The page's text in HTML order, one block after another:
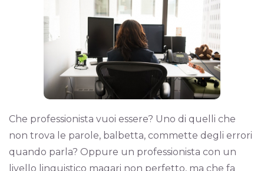
Che professionista vuoi essere? Uno di quelli che
non trova le parole, balbetta, commette degli errori
quando parla? Oppure un professionista con un
livello linguistico magari non perfetto, ma che fa